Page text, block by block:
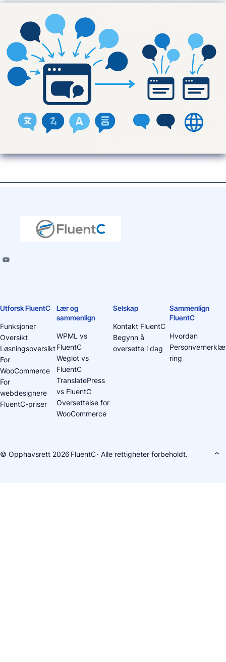
Utforsk FluentC
Funksjoner
Oversikt
Løsningsoversikt
For
WooCommerce
For
webdesignere
FluentC-priser
Lær og
sammenlign
WPML vs
FluentC
Weglot vs
FluentC
TranslatePress
vs FluentC
Oversettelse for
WooCommerce
Selskap
Kontakt FluentC
Begynn å
oversette i dag
Sammenlign
FluentC
Hvordan
Personvernerklæ
ring
© Opphavsrett 2026 FluentC· Alle rettigheter forbeholdt.